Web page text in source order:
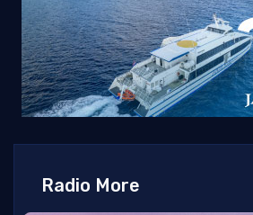
Radio More